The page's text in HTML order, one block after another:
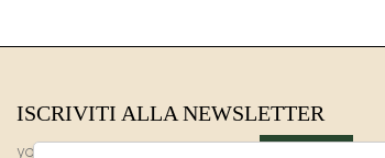
ISCRIVITI ALLA NEWSLETTER